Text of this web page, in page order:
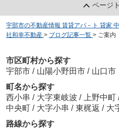
ページ
宇部市の不動産情報 賃貸アパ－ト 貸家
社和幸不動産 > ブログ記事一覧 > ご案内
市区町村から探す
宇部市 / 山陽小野田市 / 山口市
町名から探す
西小串 / 大字東岐波 / 上野中町
中央町 / 大字小串 / 東梶返 / 大
路線から探す